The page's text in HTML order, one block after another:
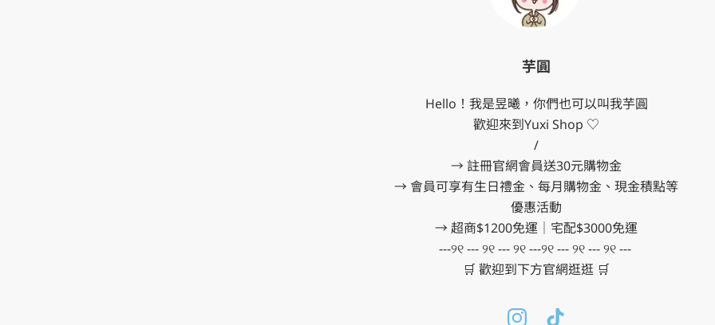
芋圓
Hello！我是昱曦，你們也可以叫我芋圓
歡迎來到Yuxi Shop ♡
/
→ 註冊官網會員送30元購物金
→ 會員可享有生日禮金、每月購物金、現金積點等
優惠活動
→ 超商$1200免運｜宅配$3000免運
---୨୧ --- ୨୧ --- ୨୧ ---୨୧ --- ୨୧ --- ୨୧ ---
🛒 歡迎到下方官網逛逛 🛒